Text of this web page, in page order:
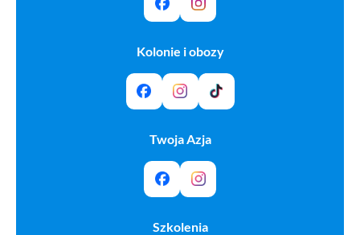
Kolonie i obozy
Twoja Azja
Szkolenia